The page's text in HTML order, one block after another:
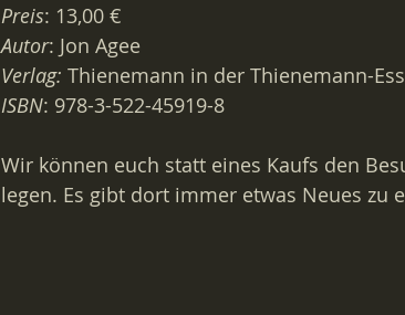
Preis: 13,00 €
Autor: Jon Agee
Verlag: Thienemann in der Thienemann-
ISBN: 978-3-522-45919-8
Wir können euch statt eines Kaufs den
legen. Es gibt dort immer etwas Neues zu